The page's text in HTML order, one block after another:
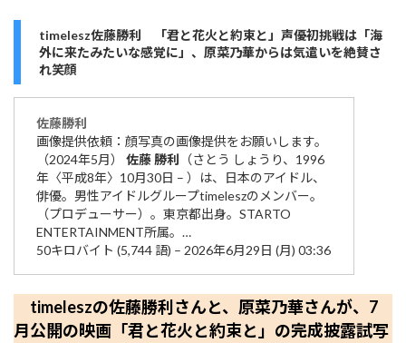
timelesz佐藤勝利 「君と花火と約束と」声優初挑戦は「海
外に来たみたいな感覚に」、原菜乃華からは気遣いを絶賛さ
れ笑顔
佐藤勝利
画像提供依頼：顔写真の画像提供をお願いします。
（2024年5月） 佐藤 勝利 （さとう しょうり、1996
年〈平成8年〉10月30日 – ）は、日本のアイドル、
俳優。男性アイドルグループtimeleszのメンバー。
（プロデューサー）。東京都出身。STARTO
ENTERTAINMENT所属。…
50キロバイト (5,744 語) – 2026年6月29日 (月) 03:36
timeleszの佐藤勝利さんと、原菜乃華さんが、7
月公開の映画「君と花火と約束と」の完成披露試写